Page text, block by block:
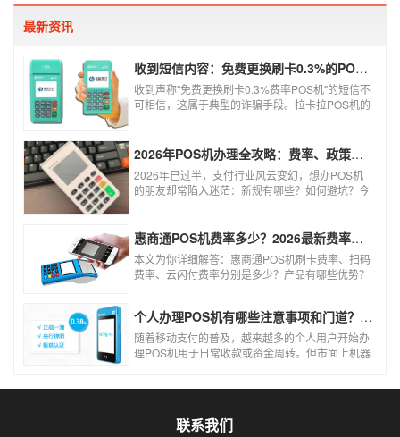
干扰到他人，不恶意套现银行，那么我们的行为犯
最新资讯
收到短信内容：免费更换刷卡0.3%的POS机，可以相信吗？
收到声称"免费更换刷卡0.3%费率POS机"的短信不
可相信，这属于典型的诈骗手段。拉卡拉POS机的
风险。以下结合权威信息分析原因及应对建议：2026年POS机办理全攻略：费率、政策、避坑一篇讲清
2026年已过半，支付行业风云变幻，想办POS机
的朋友却常陷入迷茫：新规有哪些？如何避坑？今
使用！
惠商通POS机费率多少？2026最新费率标准及办理全攻略
本文为你详细解答：惠商通POS机刷卡费率、扫码
费率、云闪付费率分别是多少？产品有哪些优势？
个人办理POS机有哪些注意事项和门道？（2026最新避坑指南）
随着移动支付的普及，越来越多的个人用户开始办
理POS机用于日常收款或资金周转。但市面上机器
联系我们